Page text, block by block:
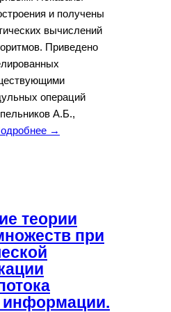
и получены
вычислений
Приведено
операций
А.Б.,
→
теории
при
информации.